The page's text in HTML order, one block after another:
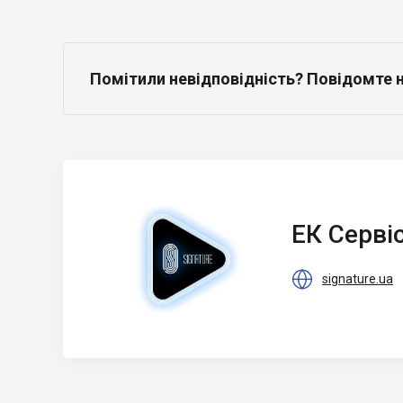
Помітили невідповідність? Повідомте
ЕК Сервіс
ЕК
 signature.ua